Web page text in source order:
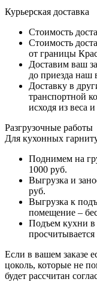
Курьерская доставка
Стоимость
Стоимость
от границы
Доставим ваш
до приезда наш
Доставку в
транспортной
исходя из веса
Разгрузочные работы
Для кухонных
Поднимем на
1000 руб.
Выгрузка и
руб.
Выгрузка к
помещение –
Подъем кухни в
Если в вашем заказе
цоколь, которые не
будет рассчитан